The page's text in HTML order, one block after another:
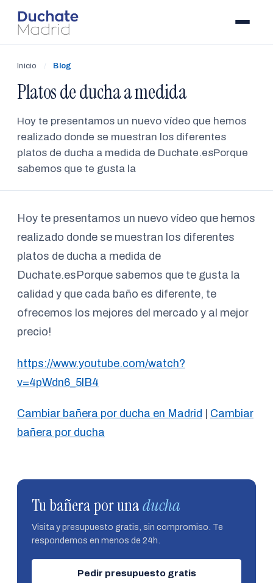
Inicio / Blog
Platos de ducha a medida
Hoy te presentamos un nuevo vídeo que hemos
realizado donde se muestran los diferentes
platos de ducha a medida de Duchate.esPorque
sabemos que te gusta la
Hoy te presentamos un nuevo vídeo que hemos
realizado donde se muestran los diferentes
platos de ducha a medida de
Duchate.esPorque sabemos que te gusta la
calidad y que cada baño es diferente, te
ofrecemos los mejores del mercado y al mejor
precio!
https://www.youtube.com/watch?
v=4pWdn6_5lB4
Cambiar bañera por ducha en Madrid
Cambiar
bañera por ducha
Tu bañera por unaducha
Visita y presupuesto gratis, sin compromiso. Te
respondemos en menos de 24h.
Pedir presupuesto gratis